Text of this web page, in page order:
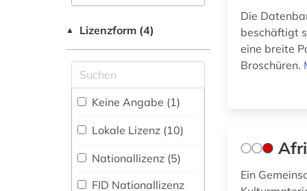
Niederlandistik.
Geschichte (239)
Geschichte der
Pädagogik und des
Bildungswesens (4)
Gesundheitswissenschaften
(1)
und
alltagskultur (2)
alltagsleben (1)
(97
Volltextdatenbank
(202)
Wörterbuch,
Nachschlagwerk (75
▲ Lizenzform (4)
Keine Angabe (1)
Lokale Lizenz (10)
Nationallizenz (5)
FID Nationallizenz
Die
beschäftigt
eine breite
Broschüren.
Ein